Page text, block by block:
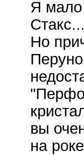
Я мало
Стакс...
Но
вы
на